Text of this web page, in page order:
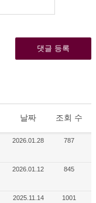
댓글 등록
날짜 조회 수
2026.01.28 787
2026.01.12 845
2025.11.14 1001